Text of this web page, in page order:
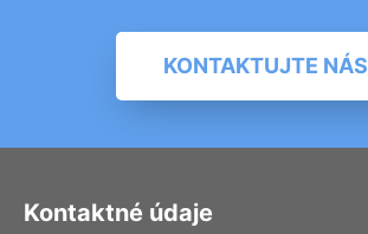
KONTAKTUJTE NÁS
Kontaktné údaje